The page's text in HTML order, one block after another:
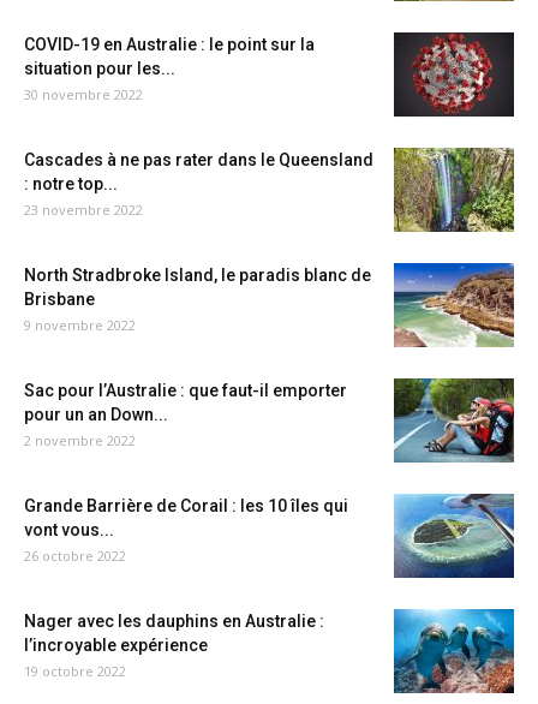
COVID-19 en Australie : le point sur la
situation pour les...
30 novembre 2022
Cascades à ne pas rater dans le Queensland
: notre top...
23 novembre 2022
North Stradbroke Island, le paradis blanc de
Brisbane
9 novembre 2022
Sac pour l’Australie : que faut-il emporter
pour un an Down...
2 novembre 2022
Grande Barrière de Corail : les 10 îles qui
vont vous...
26 octobre 2022
Nager avec les dauphins en Australie :
l’incroyable expérience
19 octobre 2022